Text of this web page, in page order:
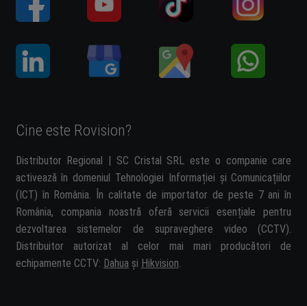
Cine este Rovision?
Distributor Regional | SC Cristal SRL este o companie care
activează în domeniul Tehnologiei Informației și Comunicațiilor
(ICT) în România. În calitate de importator de peste 7 ani în
România, compania noastră oferă servicii esențiale pentru
dezvoltarea sistemelor de supraveghere video (CCTV).
Distribuitor autorizat al celor mai mari producători de
echipamente CCTV: Dahua și Hikvision